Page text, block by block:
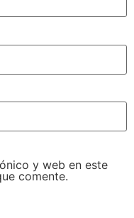
y web en este
comente.